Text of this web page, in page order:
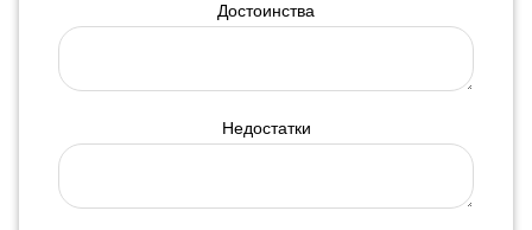
Достоинства
Недостатки